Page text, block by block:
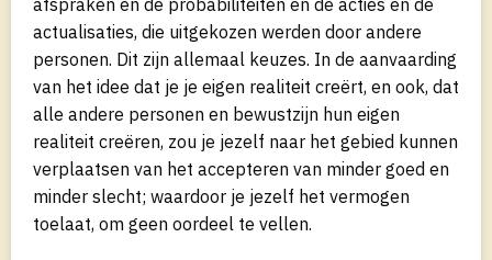
actualisaties, die uitgekozen werden door andere
personen. Dit zijn allemaal keuzes. In de aanvaarding
van het idee dat je je eigen realiteit creërt, en ook, dat
alle andere personen en bewustzijn hun eigen
realiteit creëren, zou je jezelf naar het gebied kunnen
verplaatsen van het accepteren van minder goed en
minder slecht; waardoor je jezelf het vermogen
toelaat, om geen oordeel te vellen.